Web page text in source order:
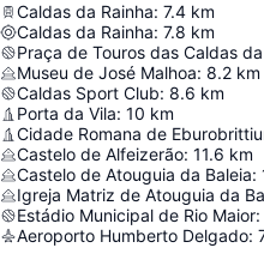
Caldas da Rainha: 7.4 km
Caldas da Rainha: 7.8 km
Praça de Touros das Caldas
Museu de José Malhoa: 8.2 km
Caldas Sport Club: 8.6 km
Porta da Vila: 10 km
Cidade Romana de
Castelo de Alfeizerão: 11.6 km
Castelo de Atouguia da Baleia:
Igreja Matriz de Atouguia da
Estádio Municipal de Rio Maior:
Aeroporto Humberto Delgado: